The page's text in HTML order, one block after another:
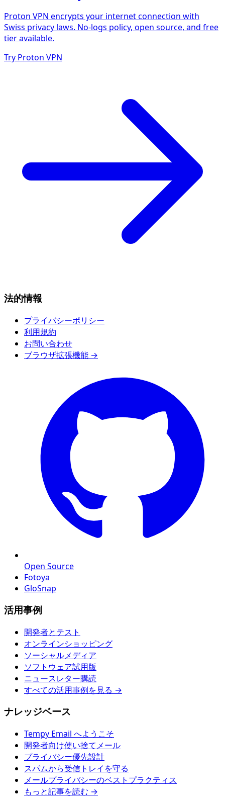
Proton VPN encrypts your internet connection with
Swiss privacy laws. No-logs policy, open source, and free
tier available.
Try Proton VPN
法的情報
プライバシーポリシー
利用規約
お問い合わせ
ブラウザ拡張機能 →
Open Source
Fotoya
GloSnap
活用事例
開発者とテスト
オンラインショッピング
ソーシャルメディア
ソフトウェア試用版
ニュースレター購読
すべての活用事例を見る →
ナレッジベース
Tempy Email へようこそ
開発者向け使い捨てメール
プライバシー優先設計
スパムから受信トレイを守る
メールプライバシーのベストプラクティス
もっと記事を読む →